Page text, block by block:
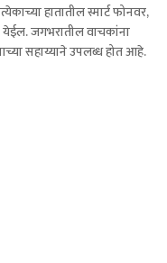
हातातील स्मार्ट फोनवर,
येईल. जगभरातील वाचकांना
सहाय्याने उपलब्ध होत आहे.